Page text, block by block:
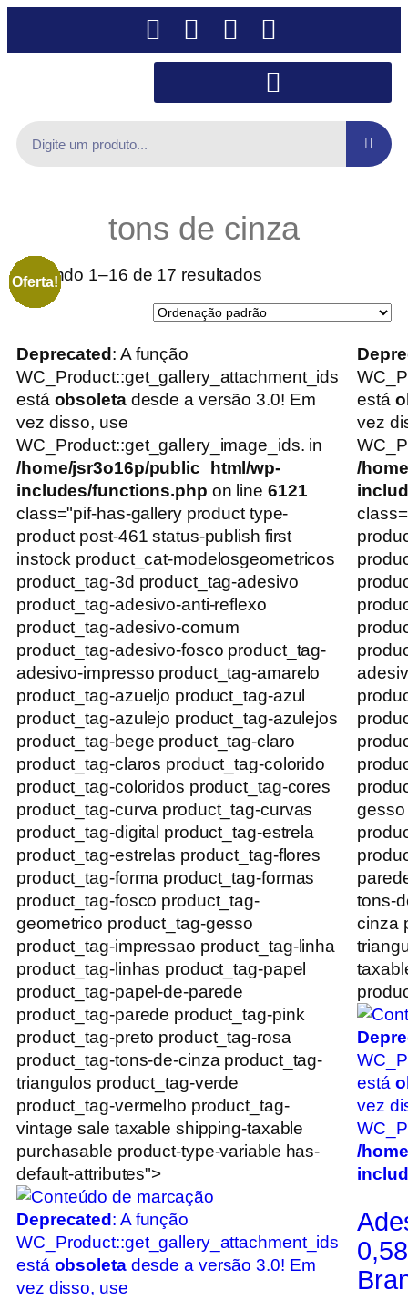
tons de cinza
Exibindo 1–16 de 17 resultados
Deprecated : A função
WC_Product::get_gallery_attachment_ids
está obsoletadesde a versão 3.0! Em
vez disso, use
WC_Product::get_gallery_image_ids. in
/home/jsr3o16p/public_html/wp-
includes/functions.php on line 6121
class="pif-has-gallery product type-
product post-461 status-publish first
instock product_cat-modelosgeometricos
product_tag-3d product_tag-adesivo
product_tag-adesivo-anti-reflexo
product_tag-adesivo-comum
product_tag-adesivo-fosco product_tag-
adesivo-impresso product_tag-amarelo
product_tag-azueljo product_tag-azul
product_tag-azulejo product_tag-azulejos
product_tag-bege product_tag-claro
product_tag-claros product_tag-colorido
product_tag-coloridos product_tag-cores
product_tag-curva product_tag-curvas
product_tag-digital product_tag-estrela
product_tag-estrelas product_tag-flores
product_tag-forma product_tag-formas
product_tag-fosco product_tag-
geometrico product_tag-gesso
product_tag-impressao product_tag-linha
product_tag-linhas product_tag-papel
product_tag-papel-de-parede
product_tag-parede product_tag-pink
product_tag-preto product_tag-rosa
product_tag-tons-de-cinza product_tag-
triangulos product_tag-verde
product_tag-vermelho product_tag-
vintage sale taxable shipping-taxable
purchasable product-type-variable has-
default-attributes">
Oferta!
Deprecated : A função
WC_Product::get_gallery_attachment_ids
está obsoletadesde a versão 3.0! Em
vez disso, use
está
vez
/
tons-
cinza
Oferta!
está
vez
/
Oferta!
Oferta!
Oferta!
Oferta!
Oferta!
Oferta!
Oferta!
Oferta!
Oferta!
Oferta!
Oferta!
Oferta!
Oferta!
Oferta!